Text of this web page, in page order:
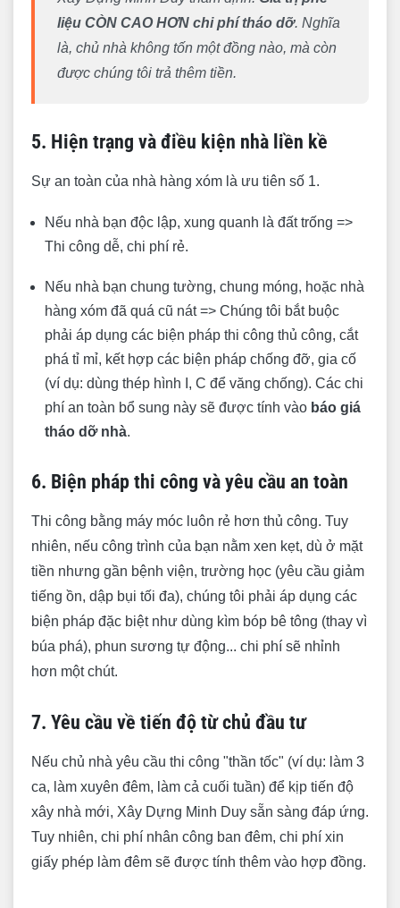
liệu CÒN CAO HƠN chi phí tháo dỡ. Nghĩa
là, chủ nhà không tốn một đồng nào, mà còn
được chúng tôi trả thêm tiền.
5. Hiện trạng và điều kiện nhà liền kề
Sự an toàn của nhà hàng xóm là ưu tiên số 1.
Nếu nhà bạn độc lập, xung quanh là đất trống =>
Thi công dễ, chi phí rẻ.
Nếu nhà bạn chung tường, chung móng, hoặc nhà
hàng xóm đã quá cũ nát => Chúng tôi bắt buộc
phải áp dụng các biện pháp thi công thủ công, cắt
phá tỉ mỉ, kết hợp các biện pháp chống đỡ, gia cố
(ví dụ: dùng thép hình I, C để văng chống). Các chi
phí an toàn bổ sung này sẽ được tính vào báo giá
tháo dỡ nhà.
6. Biện pháp thi công và yêu cầu an toàn
Thi công bằng máy móc luôn rẻ hơn thủ công. Tuy
nhiên, nếu công trình của bạn nằm xen kẹt, dù ở mặt
tiền nhưng gần bệnh viện, trường học (yêu cầu giảm
tiếng ồn, dập bụi tối đa), chúng tôi phải áp dụng các
biện pháp đặc biệt như dùng kìm bóp bê tông (thay vì
búa phá), phun sương tự động... chi phí sẽ nhỉnh
hơn một chút.
7. Yêu cầu về tiến độ từ chủ đầu tư
Nếu chủ nhà yêu cầu thi công "thần tốc" (ví dụ: làm 3
ca, làm xuyên đêm, làm cả cuối tuần) để kịp tiến độ
xây nhà mới, Xây Dựng Minh Duy sẵn sàng đáp ứng.
Tuy nhiên, chi phí nhân công ban đêm, chi phí xin
giấy phép làm đêm sẽ được tính thêm vào hợp đồng.